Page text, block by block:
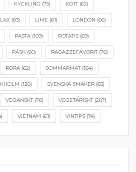
KYCKLING (75) KÖTT(62)
LAX (83) LIME (61) LONDON (66)
PASTA(109) POTATIS(69)
PÅSK(60) RAGAZZEFAVORIT(76)
RÖRA (62) SOMMARMAT(164)
(128) SVENSKA SMAKER(65)
VEGANSKT(76) VEGETARISKT(287)
VIETNAM (61) VINTIPS (74)